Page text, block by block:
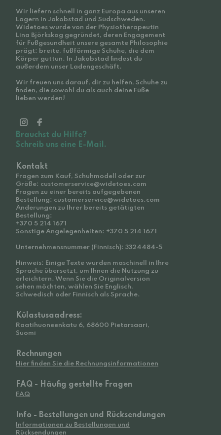
Wir liefern schnell in ganz Europa aus unseren
Lagern in Jakobstad und Südschweden.
Widetoes wurde von der Physiotherapeutin
Lina Björkskog gegründet, deren Engagement
für Fußgesundheit unsere gesamte Philosophie
prägt: breite, fußförmige Schuhe, die dem
Körper guttun. In Jakobstad findest du
außerdem unser Ladengeschäft.
Wir freuen uns darauf, dir zu helfen, Schuhe zu
finden, die sowohl du als auch deine Füße
lieben werden!
Brauchst du Hilfe?
Schreib uns eine E-Mail.
Kontakt
Fragen zum Kauf, Schuhmodell oder zur
Größe: customerservice@widetoes.com
Fragen zu einer bereits aufgegebenen
Bestellung: customerservice@widetoes.com
Änderungen zu Ihrer bereits getätigten
Bestellung:
+370 5 214 1671
Sonstige Angelegenheiten: +370 5 214 1671
Unternehmensnummer (Finnisch): 3324484-5
Hinweis: Einige Texte wurden maschinell in Ihre
Sprache übersetzt, um Ihnen die Nutzung zu
erleichtern. Wenn Sie die Originalversion
sehen möchten, wählen Sie Englisch,
Schwedisch oder Finnisch als Sprache.
Külastusaadress:
Raatihuoneenkatu 6, 68600 Pietarsaari,
Suomi
Rechnungen
Hier finden Sie die Rechnungsinformationen
FAQ - Häufig gestellte Fragen
FAQ
Info - Bestellungen und Rücksendungen
Informationen zu Bestellungen und
Rücksendungen